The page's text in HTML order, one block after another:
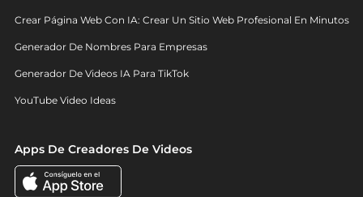
Crear Página Web Con IA: Crear Un Sitio Web Profesional En Minutos
Generador De Nombres Para Empresas
Generador De Videos IA Para TikTok
YouTube Video Ideas
Apps De Creadores De Videos